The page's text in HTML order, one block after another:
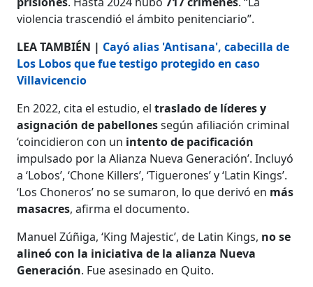
violencia trascendió el ámbito penitenciario”.
LEA TAMBIÉN | Cayó alias 'Antisana', cabecilla de
Los Lobos que fue testigo protegido en caso
Villavicencio
En 2022, cita el estudio, el traslado de líderes y
asignación de pabellonessegún afiliación criminal
‘coincidieron con un intento de pacificación
impulsado por la Alianza Nueva Generación’. Incluyó
a ‘Lobos’, ‘Chone Killers’, ‘Tiguerones’ y ‘Latin Kings’.
‘Los Choneros’ no se sumaron, lo que derivó en más
masacres, afirma el documento.
Manuel Zúñiga, ‘King Majestic’, de Latin Kings, no se
alineó con la iniciativa de la alianza Nueva
Generación. Fue asesinado en Quito.